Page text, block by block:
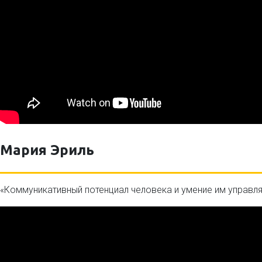
Мария Эриль
«Коммуникативный потенциал человека и умение им